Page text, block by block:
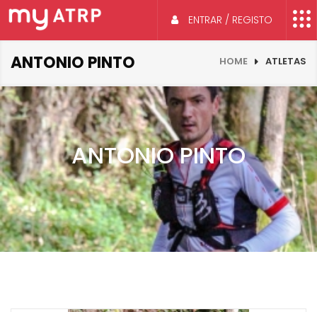
ENTRAR / REGISTO
ANTONIO PINTO HOME ATLETAS
ANTONIO PINTO